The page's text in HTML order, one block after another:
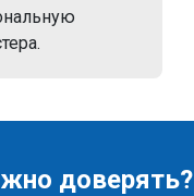
доверять?